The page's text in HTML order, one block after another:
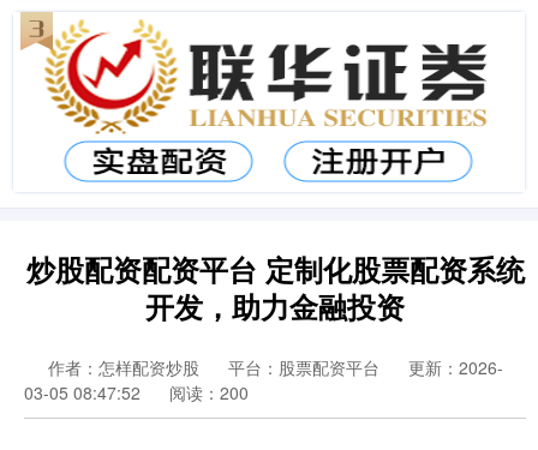
炒股配资配资平台 定制化股票配资系统
开发，助力金融投资
作者：怎样配资炒股 平台：股票配资平台
更新：2026-
03-05 08:47:52
阅读：200